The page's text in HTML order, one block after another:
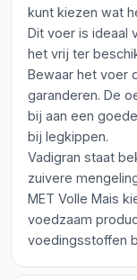
kunt kiezen wat
Dit voer is ideaal
het vrij ter
Bewaar het voer
garanderen. De
bij aan een
bij legkippen.
Vadigran staat
zuivere
MET Volle Mais
voedzaam
voedingsstoffen